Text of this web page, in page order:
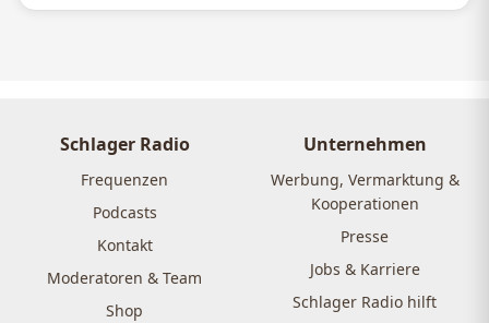
Schlager Radio
Frequenzen
Podcasts
Kontakt
Moderatoren & Team
Shop
Unternehmen
Werbung, Vermarktung &
Kooperationen
Presse
Jobs & Karriere
Schlager Radio hilft